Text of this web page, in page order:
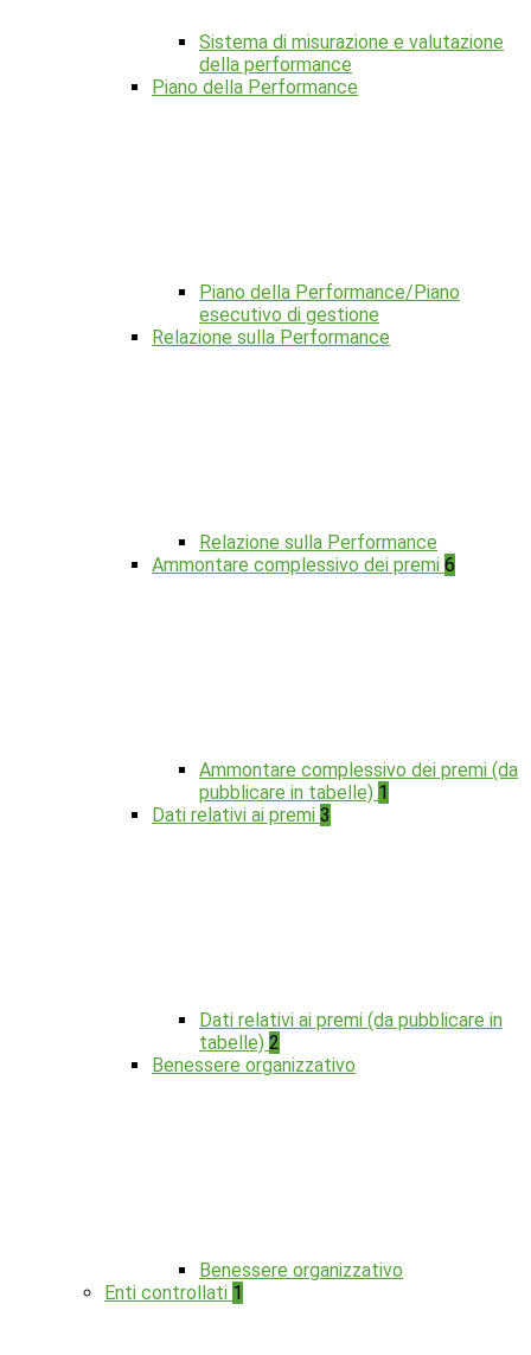
Sistema di misurazione e valutazione
della performance
Piano della Performance
Piano della Performance/Piano
esecutivo di gestione
Relazione sulla Performance
Relazione sulla Performance
Ammontare complessivo dei premi 6
Ammontare complessivo dei premi (da
pubblicare in tabelle) 1
Dati relativi ai premi 3
Dati relativi ai premi (da pubblicare in
tabelle) 2
Benessere organizzativo
Benessere organizzativo
Enti controllati 1